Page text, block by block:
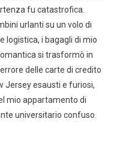
fu catastrofica.
urlanti su un volo di
logistica, i bagagli di mio
si trasformò in
delle carte di credito
Jersey esausti e furiosi,
mio appartamento di
universitario confuso.